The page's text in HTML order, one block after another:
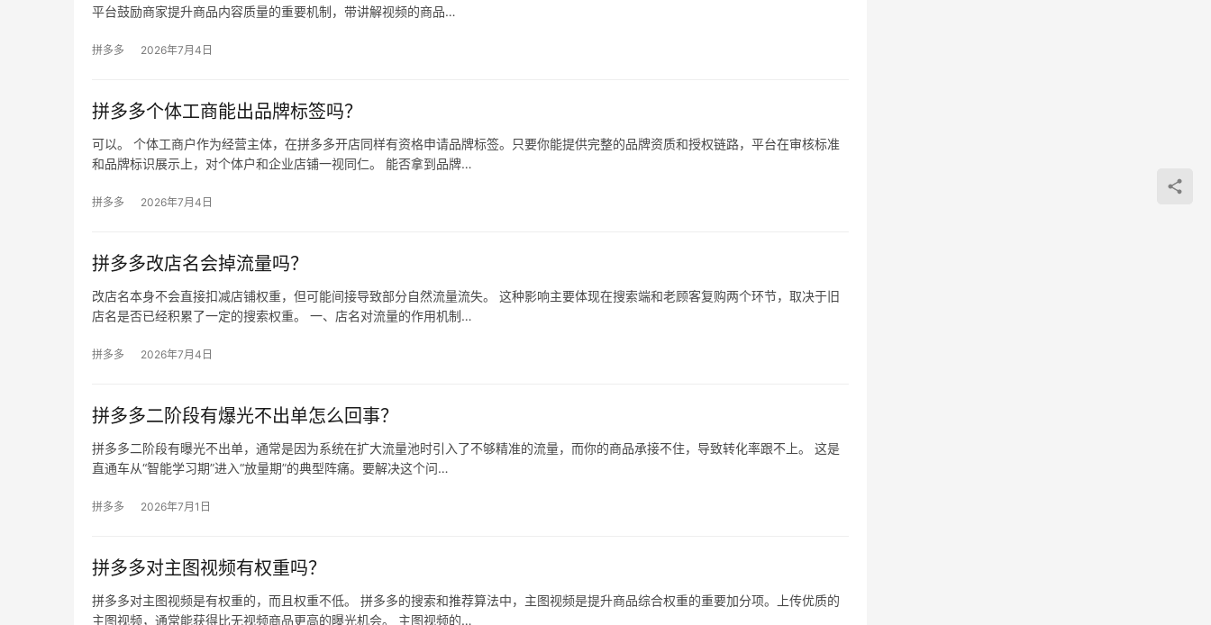
平台鼓励商家提升商品内容质量的重要机制，带讲解视频的商品…
拼多多 2026年7月4日
拼多多个体工商能出品牌标签吗？
可以。 个体工商户作为经营主体，在拼多多开店同样有资格申请品牌标签。只要你能提供完整的品牌资质和授权链路，平台在审核标准
和品牌标识展示上，对个体户和企业店铺一视同仁。 能否拿到品牌…
拼多多 2026年7月4日
拼多多改店名会掉流量吗？
改店名本身不会直接扣减店铺权重，但可能间接导致部分自然流量流失。 这种影响主要体现在搜索端和老顾客复购两个环节，取决于旧
店名是否已经积累了一定的搜索权重。 一、店名对流量的作用机制…
拼多多 2026年7月4日
拼多多二阶段有爆光不出单怎么回事？
拼多多二阶段有曝光不出单，通常是因为系统在扩大流量池时引入了不够精准的流量，而你的商品承接不住，导致转化率跟不上。 这是
直通车从“智能学习期”进入“放量期”的典型阵痛。要解决这个问…
拼多多 2026年7月1日
拼多多对主图视频有权重吗？
拼多多对主图视频是有权重的，而且权重不低。 拼多多的搜索和推荐算法中，主图视频是提升商品综合权重的重要加分项。上传优质的
主图视频，通常能获得比无视频商品更高的曝光机会。 主图视频的…